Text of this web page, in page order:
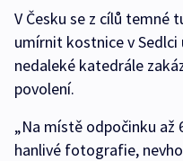
V Česku se z cílů temné
umírnit kostnice v Sedlci
nedaleké katedrále
povolení.
„Na místě odpočinku až
hanlivé fotografie,